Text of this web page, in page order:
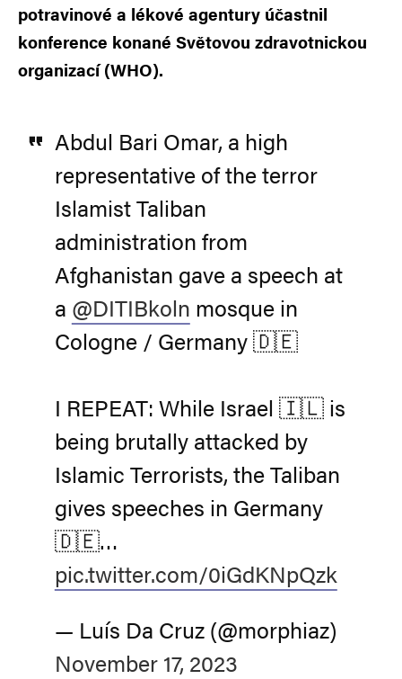
potravinové a lékové agentury účastnil
konference konané Světovou zdravotnickou
organizací (WHO).
Abdul Bari Omar, a high
representative of the terror
Islamist Taliban
administration from
Afghanistan gave a speech at
a @DITIBkoln mosque in
Cologne / Germany 🇩🇪
I REPEAT: While Israel 🇮🇱 is
being brutally attacked by
Islamic Terrorists, the Taliban
gives speeches in Germany
🇩🇪…
pic.twitter.com/0iGdKNpQzk
— Luís Da Cruz (@morphiaz)
November 17, 2023